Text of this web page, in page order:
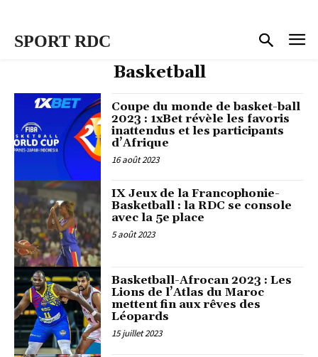
SPORT RDC
Basketball
Coupe du monde de basket-ball
2023 : 1xBet révèle les favoris
inattendus et les participants
d’Afrique
16 août 2023
IX Jeux de la Francophonie-
Basketball : la RDC se console
avec la 5e place
5 août 2023
Basketball-Afrocan 2023 : Les
Lions de l’Atlas du Maroc
mettent fin aux rêves des
Léopards
15 juillet 2023